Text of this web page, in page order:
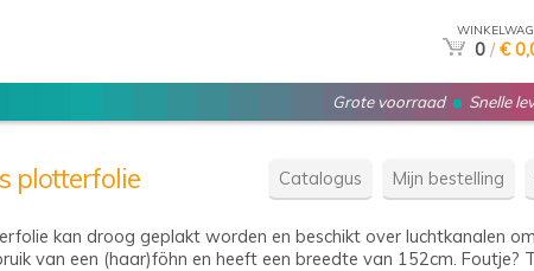
0 / €
Grote voorraad Snelle
Catalogus Mijn bestelling
plotterfolie
kan droog geplakt worden en beschikt over luchtkanalen
van een (haar)föhn en heeft een breedte van 152cm. Foutje?